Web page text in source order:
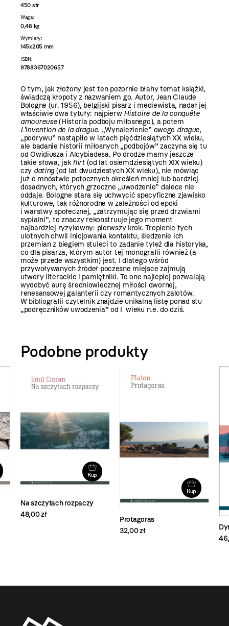
450 str
Waga:
0,48 kg
Wymiary:
145x205 mm
ISBN:
9788367020657
O tym, jak złożony jest ten pozornie błahy temat książki,
świadczą kłopoty z nazwaniem go. Autor, Jean Claude
Bologne (ur. 1956), belgijski pisarz i mediewista, nadał jej
właściwie dwa tytuły: najpierw Histoire de la conquête
amoureuse(Historia podboju miłosnego), a potem
L’invention de la drague. „Wynalezienie” owego drague,
„podrywu” nastąpiło w latach pięćdziesiątych XX wieku,
ale badanie historii miłosnych „podbojów” zaczyna się tu
od Owidiusza i Alcybiadesa. Po drodze mamy jeszcze
takie słowa, jak flirt(od lat osiemdziesiątych XIX wieku)
czy dating(od lat dwudziestych XX wieku), nie mówiąc
już o mnóstwie potocznych określeń mniej lub bardziej
dosadnych, których grzeczne „uwodzenie” dalece nie
oddaje. Bologne stara się uchwycić specyficzne zjawisko
kulturowe, tak różnorodne w zależności od epoki
i warstwy społecznej, „zatrzymując się przed drzwiami
sypialni”, to znaczy rekonstruuje jego moment
najbardziej ryzykowny: pierwszy krok. Tropienie tych
ulotnych chwil inicjowania kontaktu, śledzenie ich
przemian z biegiem stuleci to zadanie tyleż dla historyka,
co dla pisarza, którym autor tej monografii również (a
może przede wszystkim) jest. I dlatego wśród
przywoływanych źródeł poczesne miejsce zajmują
utwory literackie i pamiętniki. To one najlepiej pozwalają
wydobyć aurę średniowiecznej miłości dwornej,
renesansowej galanterii czy romantycznych zalotów.
W bibliografii czytelnik znajdzie unikalną listę ponad stu
„podręczników uwodzenia” od I wieku n.e. do dziś.
Podobne produkty
Kup
Na szczytach rozpaczy
48,00 zł
Kup
Protagoras
32,00 zł